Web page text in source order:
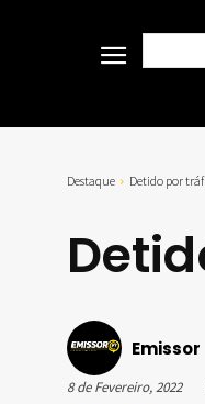
Destaque Detido por
Emissor
8 de Fevereiro, 2022